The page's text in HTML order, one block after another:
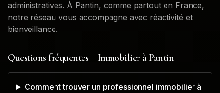
administratives. À Pantin, comme partout en France,
notre réseau vous accompagne avec réactivité et
bienveillance.
Questions fréquentes – Immobilier àPantin
Comment trouver un professionnel immobilier à